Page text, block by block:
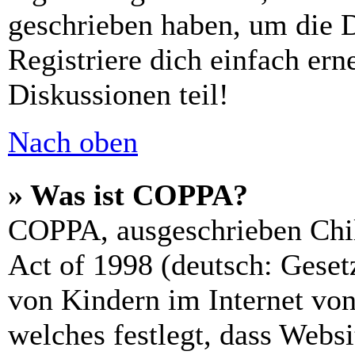
geschrieben haben, um die
Registriere dich einfach
Diskussionen teil!
Nach oben
» Was ist COPPA?
COPPA, ausgeschrieben
Act of 1998 (deutsch:
von Kindern im Internet
welches festlegt, dass